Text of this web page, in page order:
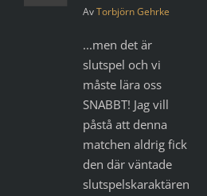
AvTorbjörn Gehrke
...men det är
slutspel och vi
måste lära oss
SNABBT! Jag vill
påstå att denna
matchen aldrig fick
den där väntade
slutspelskaraktären